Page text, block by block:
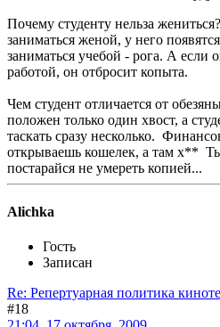
Почему студенту нельза
заниматься женой, у него
заниматься учебой - рога. А если
работой, он отбросит копыта.
Чем студент отличается от
положен только один хвост, а
таскать сразу несколько.
открываешь кошелек, а там х**
постарайся не умереть копией...
Alichka
Гость
Записан
Re: Репертуарная политика
#18